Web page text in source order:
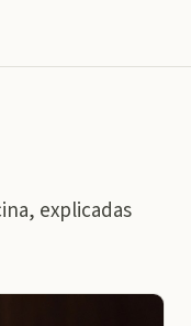
explicadas